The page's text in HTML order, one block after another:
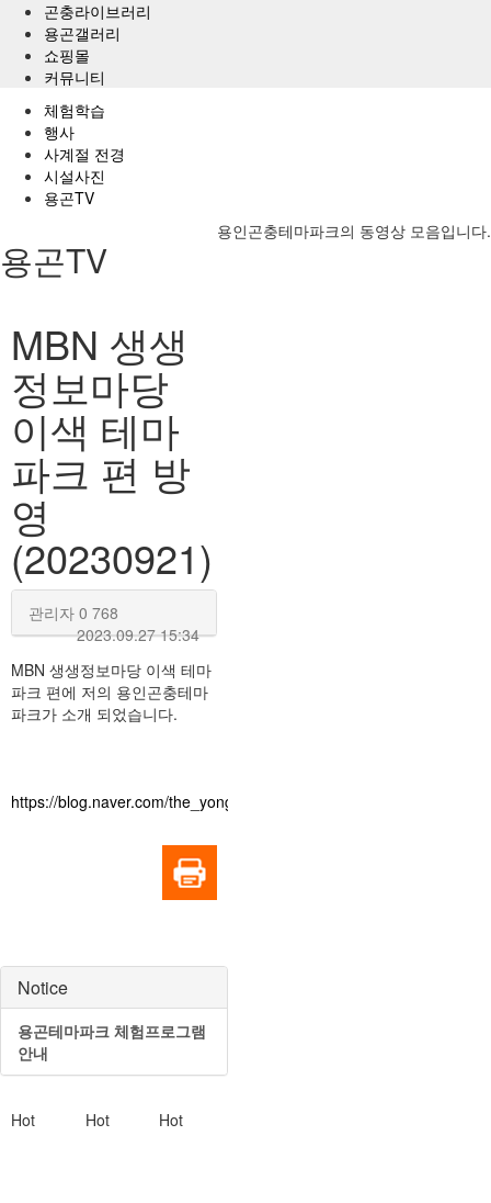
곤충라이브러리
용곤갤러리
쇼핑몰
커뮤니티
체험학습
행사
사계절 전경
시설사진
용곤TV
용곤TV
용인곤충테마파크의 동영상 모음입니다.
MBN 생생
정보마당
이색 테마
파크 편 방
영
(20230921)
관리자 0 768
2023.09.27 15:34
MBN 생생정보마당 이색 테마
파크 편에 저의 용인곤충테마
파크가 소개 되었습니다.
https://blog.naver.com/the_yonggon/223223053418
Notice
용곤테마파크 체험프로그램
안내
Hot Hot Hot